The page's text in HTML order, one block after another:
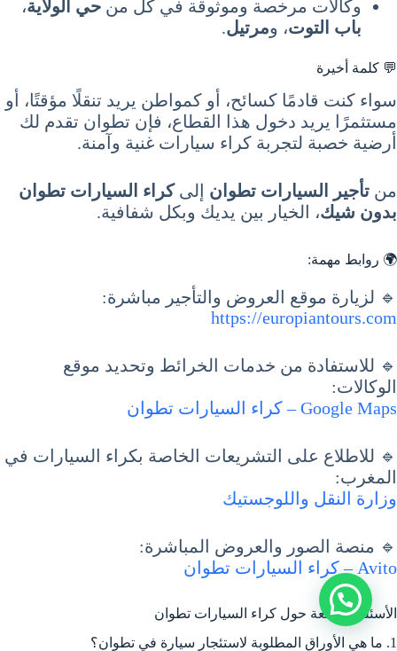
وكالات مرخصة وموثوقة في كل من حي الولاية،
باب التوت، ومرتيل.
💬 كلمة أخيرة
سواء كنت قادمًا كسائح، أو كمواطن يريد تنقلًا مؤقتًا، أو
مستثمرًا يريد دخول هذا القطاع، فإن تطوان تقدم لك
أرضية خصبة لتجربة كراء سيارات غنية وآمنة.
من تأجير السيارات تطوان إلىكراء السيارات تطوان
بدون شيك، الخيار بين يديك وبكل شفافية.
🌍 روابط مهمة:
🔹 لزيارة موقع العروض والتأجير مباشرة:
https://europiantours.com
🔹 للاستفادة من خدمات الخرائط وتحديد موقع
الوكالات:
Google Maps – كراء السيارات تطوان
🔹 للاطلاع على التشريعات الخاصة بكراء السيارات في
المغرب:
وزارة النقل واللوجستيك
🔹 منصة الصور والعروض المباشرة:
Avito – كراء السيارات تطوان
الأسئلة الشائعة حول كراء السيارات تطوان
1. ما هي الأوراق المطلوبة لاستئجار سيارة في تطوان؟